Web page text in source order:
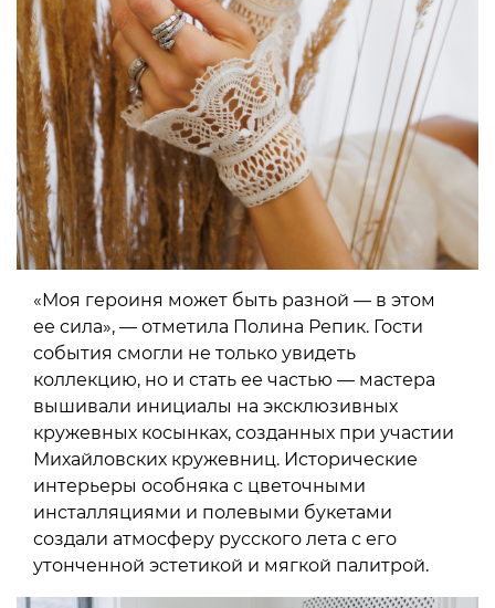
«Моя героиня может быть разной — в этом
ее сила», — отметила Полина Репик. Гости
события смогли не только увидеть
коллекцию, но и стать ее частью — мастера
вышивали инициалы на эксклюзивных
кружевных косынках, созданных при участии
Михайловских кружевниц. Исторические
интерьеры особняка с цветочными
инсталляциями и полевыми букетами
создали атмосферу русского лета с его
утонченной эстетикой и мягкой палитрой.